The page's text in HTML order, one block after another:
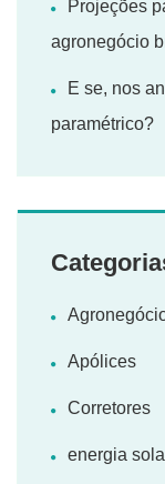
Projeções
agronegócio
E se, nos
paramétrico?
Apólices
Corretores
energia